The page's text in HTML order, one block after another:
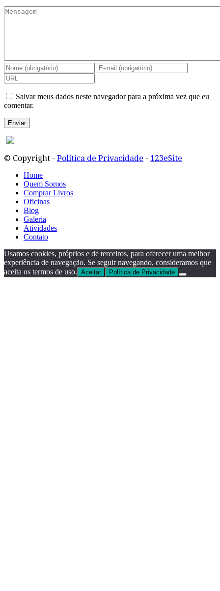
Salvar meus dados neste navegador para a próxima vez que eu
comentar.
© Copyright - Política de Privacidade - 123eSite
Home
Quem Somos
Comprar Livros
Oficinas
Blog
Galeria
Atividades
Contato
Usamos cookies, próprios e de terceiros, para oferecer uma melhor
experiência de navegação. Se seguir navegando, consideramos que
aceita os termos de uso. Aceitar Política de Privacidade